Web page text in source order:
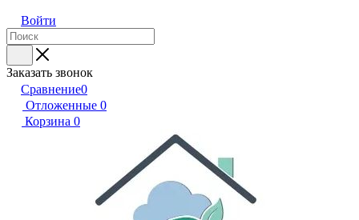
Войти
Заказать звонок
Сравнение0
Отложенные 0
Корзина 0